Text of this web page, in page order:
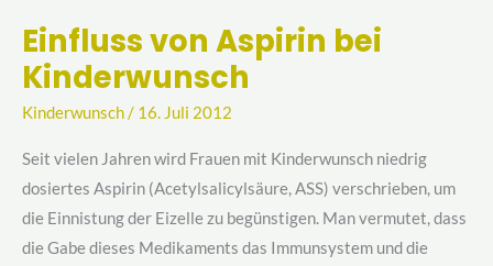
Einfluss von Aspirin bei
Kinderwunsch
Kinderwunsch/ 16. Juli 2012
Seit vielen Jahren wird Frauen mit Kinderwunsch niedrig
dosiertes Aspirin (Acetylsalicylsäure, ASS) verschrieben, um
die Einnistung der Eizelle zu begünstigen. Man vermutet, dass
die Gabe dieses Medikaments das Immunsystem und die
Einfluss
von
Kinderwunsch